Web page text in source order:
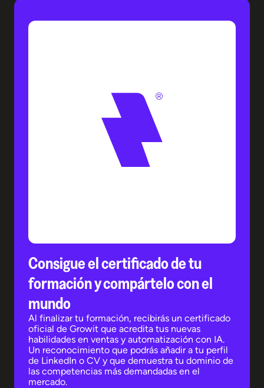
Consigue el certificado de tu
formación y compártelo con el
mundo
Al finalizar tu formación, recibirás un certificado
oficial de Growit que acredita tus nuevas
habilidades en ventas y automatización con IA.
Un reconocimiento que podrás añadir a tu perfil
de LinkedIn o CV y que demuestra tu dominio de
las competencias más demandadas en el
mercado.